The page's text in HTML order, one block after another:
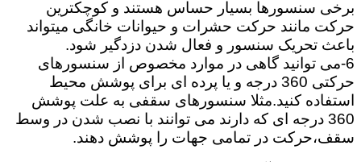
برخی سنسورها بسیار حساس هستند و کوچکترین
حرکت مانند حرکت حشرات و حیوانات خانگی میتواند
باعث تحریک سنسور و فعال شدن دزدگیر شود.
6-می توانید گاهی در موارد مخصوص از سنسورهای
حرکتی 360 درجه و یا پرده ای برای پوشش محیط
استفاده کنید.مثلا سنسورهای سقفی به علت پوشش
360 درجه ای که دارند می توانند با نصب شدن در وسط
سقف،حرکت در تمامی جهات را پوشش دهند.